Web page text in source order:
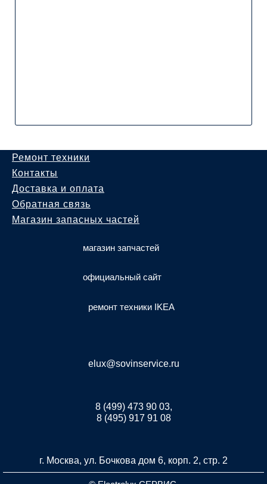
Ремонт техники
Контакты
Доставка и оплата
Обратная связь
Магазин запасных частей
магазин запчастей
официальный сайт
ремонт техники IKEA
elux@sovinservice.ru
8 (499) 473 90 03,
8 (495) 917 91 08
г. Москва, ул. Бочкова дом 6, корп. 2, стр. 2